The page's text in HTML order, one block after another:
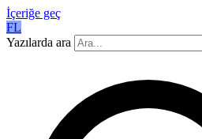
İçeriğe geç
FL
Yazılarda ara